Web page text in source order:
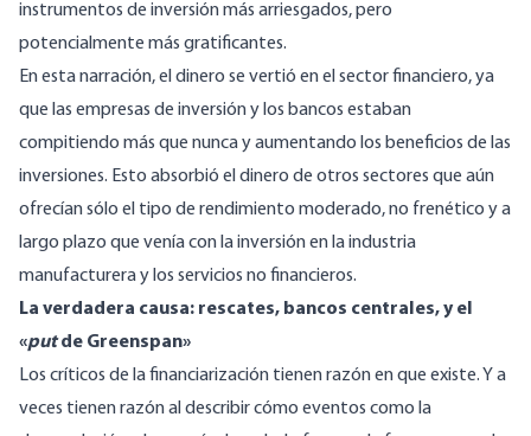
instrumentos de inversión más arriesgados, pero
potencialmente más gratificantes.
En esta narración, el dinero se vertió en el sector financiero, ya
que las empresas de inversión y los bancos estaban
compitiendo más que nunca y aumentando los beneficios de las
inversiones. Esto absorbió el dinero de otros sectores que aún
ofrecían sólo el tipo de rendimiento moderado, no frenético y a
largo plazo que venía con la inversión en la industria
manufacturera y los servicios no financieros.
La verdadera causa: rescates, bancos centrales, y el
«putde Greenspan»
Los críticos de la financiarización tienen razón en que existe. Y a
veces tienen razón al describir cómo eventos como la